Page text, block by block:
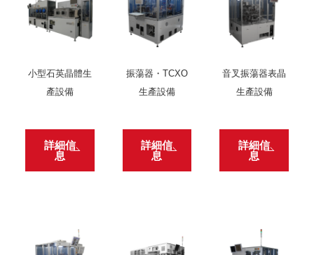
小型石英晶體生
產設備
詳細信
息
振蕩器・TCXO
生產設備
詳細信
息
音叉振蕩器表晶
生產設備
詳細信
息